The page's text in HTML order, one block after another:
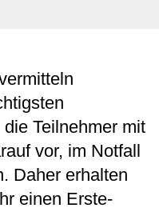
Teilnehmer mit
vor, im Notfall
Daher erhalten
einen Erste-